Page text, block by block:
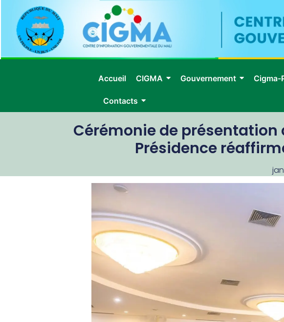
Accueil CIGMA Gouvernement Cigma-
Contacts
Cérémonie de présentation
Présidence